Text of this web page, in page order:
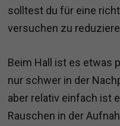
solltest du für eine
versuchen zu
Beim Hall ist es etwas
nur schwer in der
aber relativ einfach ist
Rauschen in der